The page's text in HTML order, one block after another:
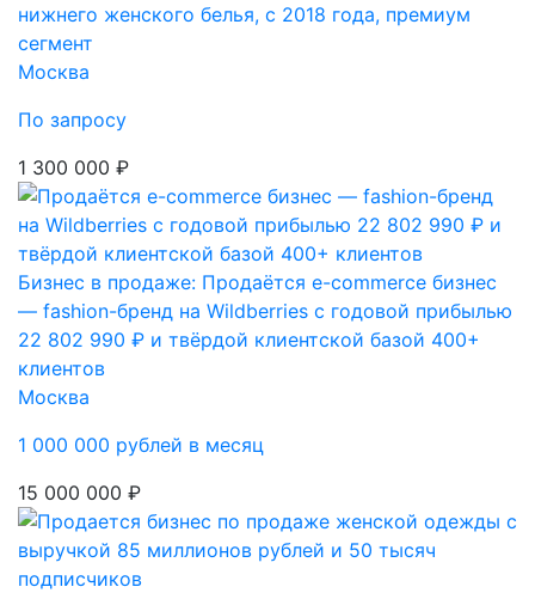
нижнего женского белья, с 2018 года, премиум
сегмент
Москва
По запросу
1 300 000 ₽
Бизнес в продаже: Продаётся e-commerce бизнес
— fashion-бренд на Wildberries с годовой прибылью
22 802 990 ₽ и твёрдой клиентской базой 400+
клиентов
Москва
1 000 000 рублей в месяц
15 000 000 ₽